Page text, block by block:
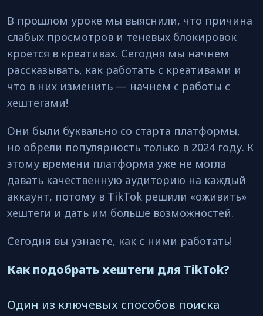
В прошлом уроке мы выяснили, что причина
слабых просмотров и теневых блокировок
кроется в креативах. Сегодня мы начнем
рассказывать, как работать с креативами и
что в них изменить — начнем с работы с
хештегами!
Они были буквально со старта платформы,
но обрели популярность только в 2024 году. К
этому времени платформа уже не могла
давать качественную аудиторию на каждый
аккаунт, потому в TikTok решили «оживить»
хештеги и дать им больше возможностей.
Сегодня вы узнаете, как с ними работать!
Как подобрать хештеги для TikTok?
Один из ключевых способов поиска